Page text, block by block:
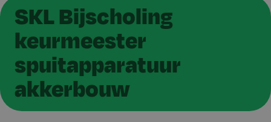
SKL Bijscholing
keurmeester
spuitapparatuur
akkerbouw